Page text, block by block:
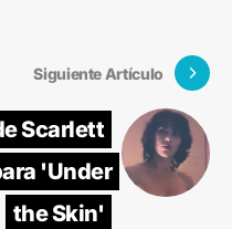
Siguiente Artículo
Scarlett
'Under
the Skin'